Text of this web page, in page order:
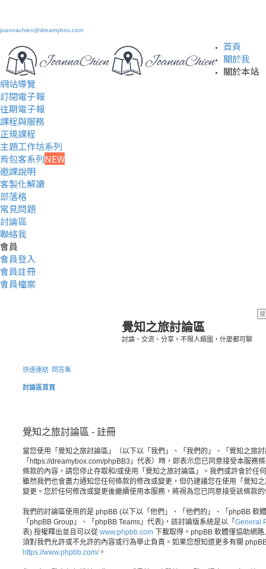
joannachien@dreamybox.com
首頁
關於我
關於本站
網站導覽
訂閱電子報
往期電子報
課程與服務
正規課程
主題工作坊系列
背包客系列NEW
邀課說明
客製化解讀
部落格
常見問題
討論區
聯絡我
會員
會員登入
會員註冊
會員檔案
覺知之旅討論區
討論、交流、分享。不限人類圖，什麼都可聊
快速連結 問答集
討論區首頁
覺知之旅討論區 - 註冊
當您使用「覺知之旅討論區」（以下以「我們」、「我們的」、「覺知之旅
「https://dreamybox.com/phpBB3」代表）時，即表示您已同意接受本服務
條款的內容，請您停止存取和/或使用「覺知之旅討論區」。我們或許會於任
雖然我們也會盡力通知您任何條款的修改或變更，但仍建議您在使用「覺知
變更。您於任何修改或變更後繼續使用本服務，將視為您已同意接受該條款
我們的討論區使用的是 phpBB (以下以「他們」、「他們的」、「phpBB 軟
「phpBB Group」、「phpBB Teams」代表)，該討論版系統是以「 General
表) 授權釋出並且可以從 www.phpbb.com 下載取得。phpBB 軟體僅協助網
須對我們允許或不允許的內容或行為舉止負責。如果您想知道更多有關
https://www.phpbb.com/。